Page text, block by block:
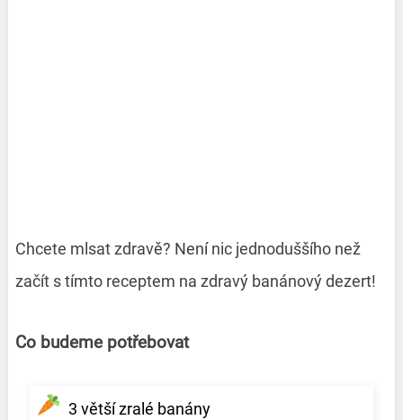
Chcete mlsat zdravě? Není nic jednoduššího než
začít s tímto receptem na zdravý banánový dezert!
Co budeme potřebovat
3 větší zralé banány